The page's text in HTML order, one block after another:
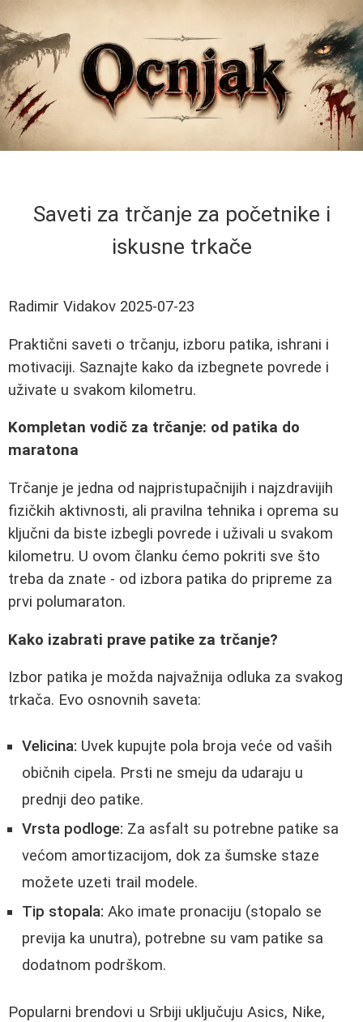
Saveti za trčanje za početnike i
iskusne trkače
Radimir Vidakov 2025-07-23
Praktični saveti o trčanju, izboru patika, ishrani i
motivaciji. Saznajte kako da izbegnete povrede i
uživate u svakom kilometru.
Kompletan vodič za trčanje: od patika do
maratona
Trčanje je jedna od najpristupačnijih i najzdravijih
fizičkih aktivnosti, ali pravilna tehnika i oprema su
ključni da biste izbegli povrede i uživali u svakom
kilometru. U ovom članku ćemo pokriti sve što
treba da znate - od izbora patika do pripreme za
prvi polumaraton.
Kako izabrati prave patike za trčanje?
Izbor patika je možda najvažnija odluka za svakog
trkača. Evo osnovnih saveta:
Velicina: Uvek kupujte pola broja veće od vaših
običnih cipela. Prsti ne smeju da udaraju u
prednji deo patike.
Vrsta podloge: Za asfalt su potrebne patike sa
većom amortizacijom, dok za šumske staze
možete uzeti trail modele.
Tip stopala: Ako imate pronaciju (stopalo se
previja ka unutra), potrebne su vam patike sa
dodatnom podrškom.
Popularni brendovi u Srbiji uključuju Asics, Nike,